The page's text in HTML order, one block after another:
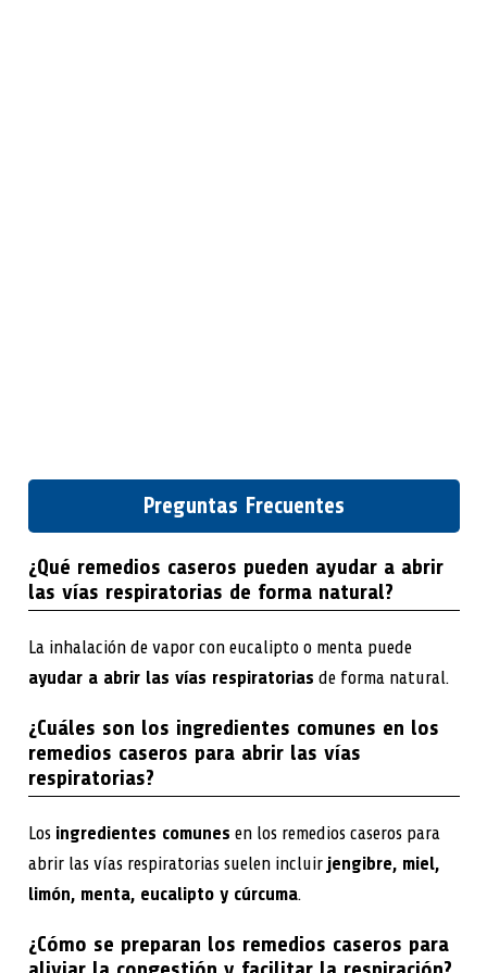
Preguntas Frecuentes
¿Qué remedios caseros pueden ayudar a abrir
las vías respiratorias de forma natural?
La inhalación de vapor con eucalipto o menta puede
ayudar a abrir las vías respiratorias de forma natural.
¿Cuáles son los ingredientes comunes en los
remedios caseros para abrir las vías
respiratorias?
Los ingredientes comunes en los remedios caseros para
abrir las vías respiratorias suelen incluir jengibre, miel,
limón, menta, eucalipto y cúrcuma.
¿Cómo se preparan los remedios caseros para